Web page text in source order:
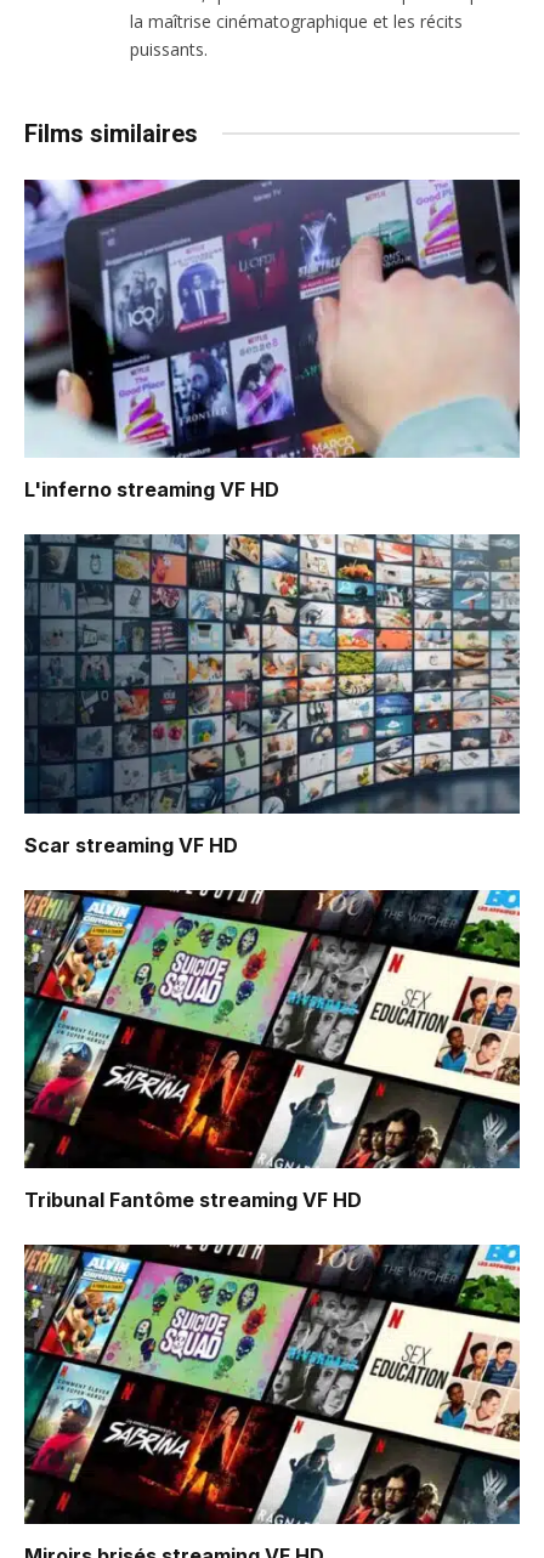
la maîtrise cinématographique et les récits
puissants.
Films similaires
L'inferno streaming VF HD
Scar streaming VF HD
Tribunal Fantôme streaming VF HD